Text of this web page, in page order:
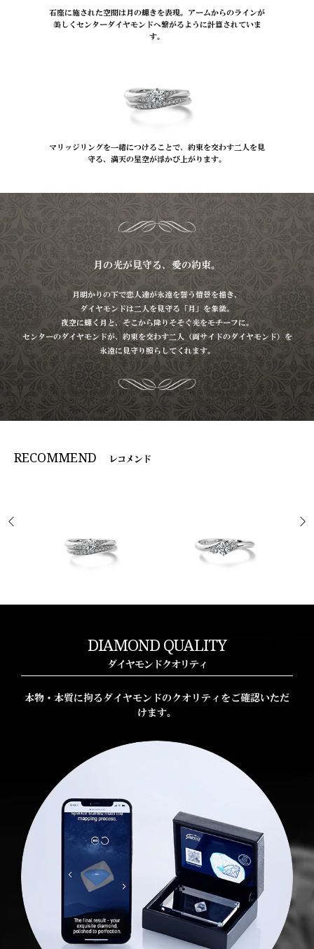
石座に施された空間は月の輝きを表現。アームからのラインが
美しくセンターダイヤモンドへ繋がるように計算されていま
す。
マリッジリングを一緒につけることで、約束を交わす二人を見
守る、満天の星空が浮かび上がります。
月の光が見守る、愛の約束。
月明かりの下で恋人達が永遠を誓う情景を描き、
ダイヤモンドは二人を見守る「月」を象徴。
夜空に輝く月と、そこから降りそそぐ光をモチーフに。
センターのダイヤモンドが、約束を交わす二人（両サイドのダイヤモンド）を
永遠に見守り照らしてくれます。
RECOMMEND レコメンド
DIAMOND QUALITY
ダイヤモンドクオリティ
本物・本質に拘るダイヤモンドのクオリティをご確認いただ
けます。